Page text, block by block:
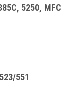
5250, MFC
551